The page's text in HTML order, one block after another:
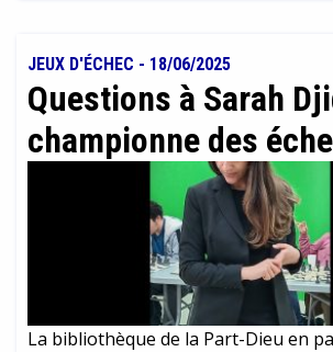
cependant à ne pas trop plonger
passionnant et en ressortir trois
votre destination ! Nous parlons
JEUX D'ÉCHEC - 18/06/2025
Questions à Sarah
championne des
La bibliothèque de la Part-Dieu en